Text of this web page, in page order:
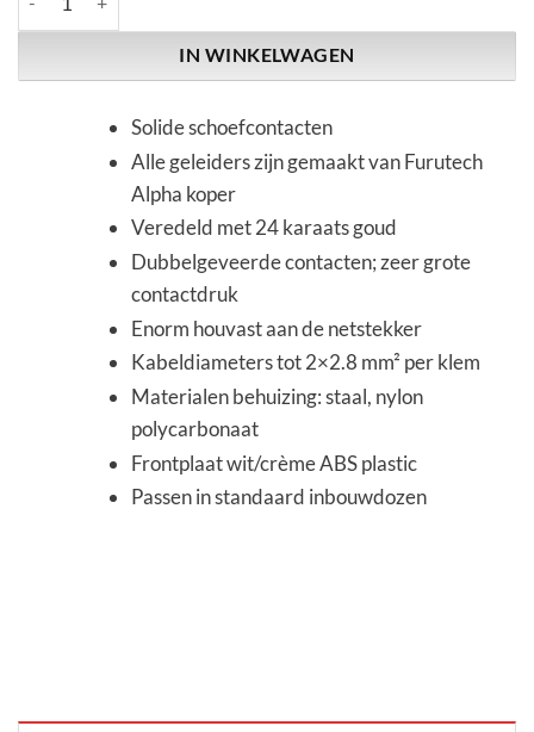
IN WINKELWAGEN
Solide schoefcontacten
Alle geleiders zijn gemaakt van Furutech
Alpha koper
Veredeld met 24 karaats goud
Dubbelgeveerde contacten; zeer grote
contactdruk
Enorm houvast aan de netstekker
Kabeldiameters tot 2×2.8 mm² per klem
Materialen behuizing: staal, nylon
polycarbonaat
Frontplaat wit/crème ABS plastic
Passen in standaard inbouwdozen